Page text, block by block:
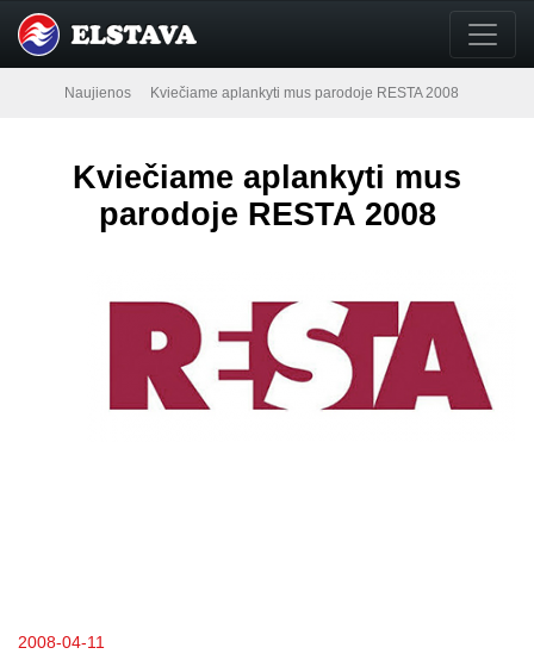
Naujienos Kviečiame aplankyti mus parodoje RESTA 2008
Kviečiame aplankyti mus
parodoje RESTA 2008
2008-04-11